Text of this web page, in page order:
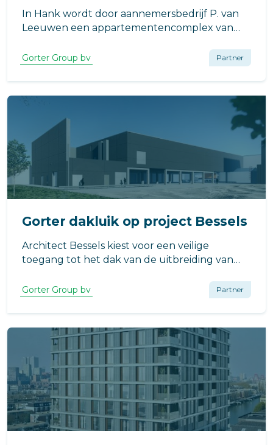
In Hank wordt door aannemersbedrijf P. van
Leeuwen een appartementencomplex van
vrijwel energieneutrale sociale
huurappartementen gebouwd. Op het dak
komt het Gorter dakluik.
Gorter Group bv Partner
Gorter dakluik op project Bessels
Architect Bessels kiest voor een veilige
toegang tot het dak van de uitbreiding van
dakluik van Gorter. Waarom? Het dakluik
draagt bij aan een energiezuinig pand en biedt
een compleet veilige toegang tot het dak.
Gorter Group bv Partner